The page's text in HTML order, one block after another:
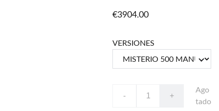
€3904.00
VERSIONES
- +
Ago
tado